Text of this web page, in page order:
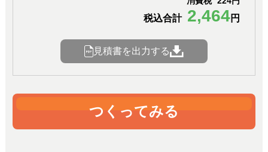
税込合計 2,464円
見積書を出力する
つくってみる